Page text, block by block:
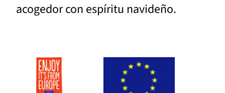
acogedor con espíritu navideño.